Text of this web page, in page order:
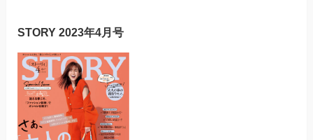
STORY 2023年4月号